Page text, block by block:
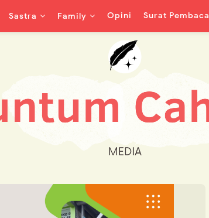
Sastra Family Opini Surat Pembaca